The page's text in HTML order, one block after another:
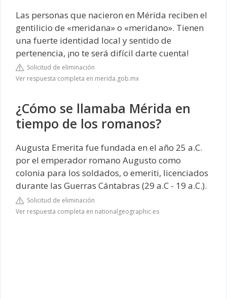
Las personas que nacieron en Mérida reciben el
gentilicio de «meridana» o «meridano». Tienen
una fuerte identidad local y sentido de
pertenencia, ¡no te será difícil darte cuenta!
Solicitud de eliminación
Ver respuesta completa en merida.gob.mx
¿Cómo se llamaba Mérida en
tiempo de los romanos?
Augusta Emerita fue fundada en el año 25 a.C.
por el emperador romano Augusto como
colonia para los soldados, o emeriti, licenciados
durante las Guerras Cántabras (29 a.C - 19 a.C.).
Solicitud de eliminación
Ver respuesta completa en nationalgeographic.es